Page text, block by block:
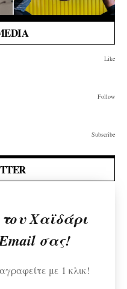
Like
Follow
Subscribe
Χαϊδάρι
σας!
με 1 κλικ!